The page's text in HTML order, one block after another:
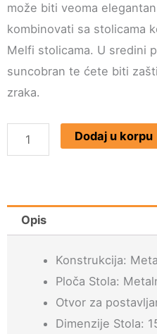
može biti veoma
kombinovati sa stolicama
Melfi stolicama. U sredini
suncobran te ćete biti
zraka.
Baštenski
Metalni
150x90x74
cm
količina
Dodaj u korpu
Opis
Konstrukcija:
Ploča Stola:
Otvor za
Dimenzije Stola: